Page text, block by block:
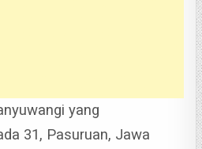
yang
31, Pasuruan, Jawa